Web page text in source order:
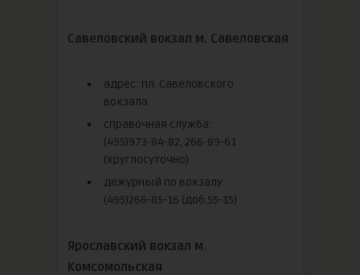
Савеловский вокзал м. Савеловская
адрес: пл. Савеловского
вокзала
справочная служба:
(495)973-84-82, 266-89-61
(круглосуточно)
дежурный по вокзалу:
(495)266-85-16 (доб.55-15)
Ярославский вокзал м.
Комсомольская